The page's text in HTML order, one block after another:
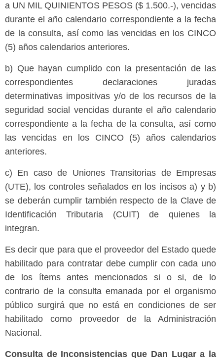
a UN MIL QUINIENTOS PESOS ($ 1.500.-), vencidas
durante el año calendario correspondiente a la fecha
de la consulta, así como las vencidas en los CINCO
(5) años calendarios anteriores.
b) Que hayan cumplido con la presentación de las
correspondientes declaraciones juradas
determinativas impositivas y/o de los recursos de la
seguridad social vencidas durante el año calendario
correspondiente a la fecha de la consulta, así como
las vencidas en los CINCO (5) años calendarios
anteriores.
c) En caso de Uniones Transitorias de Empresas
(UTE), los controles señalados en los incisos a) y b)
se deberán cumplir también respecto de la Clave de
Identificación Tributaria (CUIT) de quienes la
integran.
Es decir que para que el proveedor del Estado quede
habilitado para contratar debe cumplir con cada uno
de los ítems antes mencionados si o si, de lo
contrario de la consulta emanada por el organismo
público surgirá que no está en condiciones de ser
habilitado como proveedor de la Administración
Nacional.
Consulta de Inconsistencias que Dan Lugar a la